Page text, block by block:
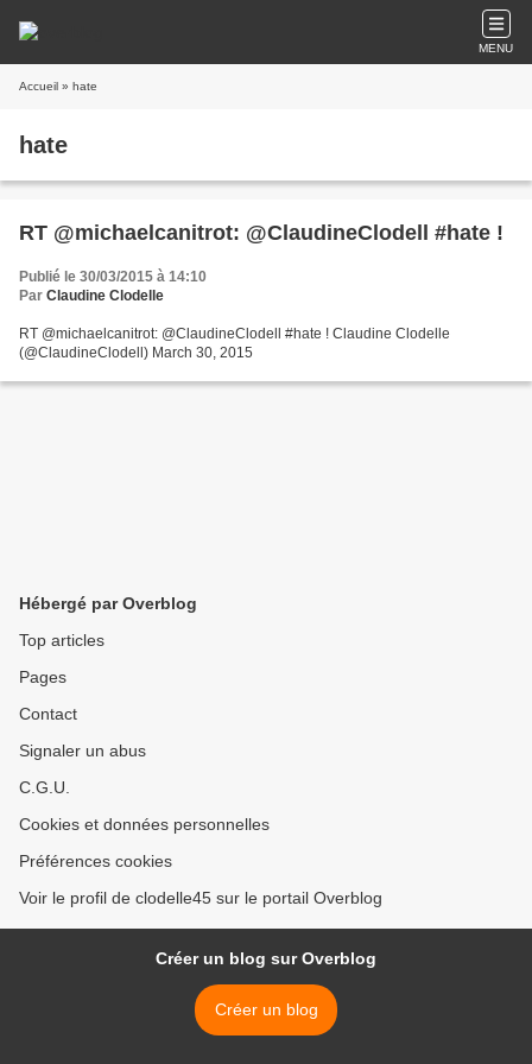
MENU
Accueil » hate
hate
RT @michaelcanitrot: @ClaudineClodell #hate !
Publié le 30/03/2015 à 14:10
Par Claudine Clodelle
RT @michaelcanitrot: @ClaudineClodell #hate ! Claudine Clodelle
(@ClaudineClodell) March 30, 2015
Hébergé par Overblog
Top articles
Pages
Contact
Signaler un abus
C.G.U.
Cookies et données personnelles
Préférences cookies
Voir le profil de clodelle45 sur le portail Overblog
Créer un blog sur Overblog
Créer un blog